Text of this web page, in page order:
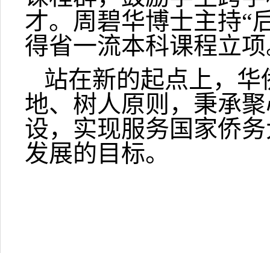
才。周碧华博士主持“
得省一流本科课程立
站在新的起点上，
地、树人原则，秉承
设，实现服务国家侨
发展的目标。